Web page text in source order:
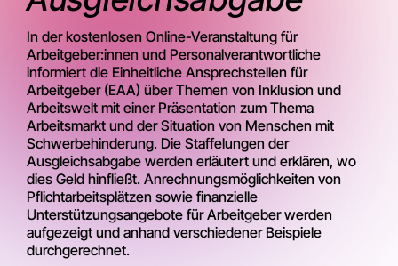
In der kostenlosen Online-Veranstaltung für
Arbeitgeber:innen und Personalverantwortliche
informiert die Einheitliche Ansprechstellen für
Arbeitgeber (EAA) über Themen von Inklusion und
Arbeitswelt mit einer Präsentation zum Thema
Arbeitsmarkt und der Situation von Menschen mit
Schwerbehinderung. Die Staffelungen der
Ausgleichsabgabe werden erläutert und erklären, wo
dies Geld hinfließt. Anrechnungsmöglichkeiten von
Pflichtarbeitsplätzen sowie finanzielle
Unterstützungsangebote für Arbeitgeber werden
aufgezeigt und anhand verschiedener Beispiele
durchgerechnet.